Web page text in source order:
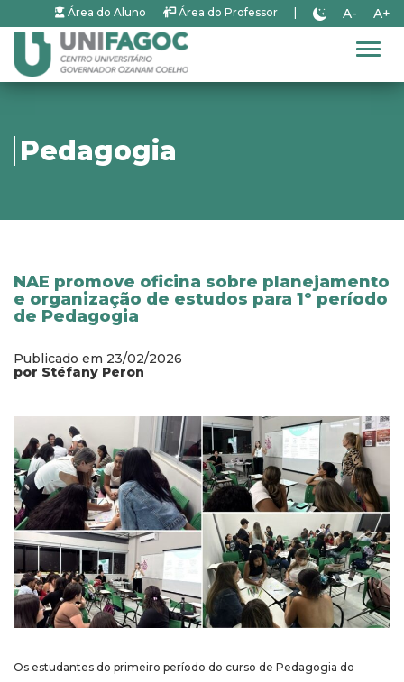
Área do Aluno Área do Professor A- A+
Pedagogia
NAE promove oficina sobre planejamento
e organização de estudos para 1º período
de Pedagogia
Publicado em 23/02/2026
por Stéfany Peron
Os estudantes do primeiro período do curso de Pedagogia do